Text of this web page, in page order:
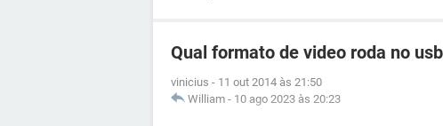
Qual formato de video roda no
vinicius - 11 out 2014 às 21:50
William - 10 ago 2023 às 20:23